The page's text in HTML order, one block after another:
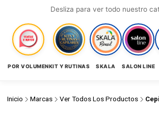
Desliza para ver todo nuestro
POR VOLUMENKIT Y RUTINAS SKALA SALON LINE
Inicio Marcas Ver Todos Los Productos